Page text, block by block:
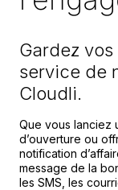
Gardez
service de
Cloudli.
Que vous lanciez
d’ouverture ou
notification
message de la
les SMS, les